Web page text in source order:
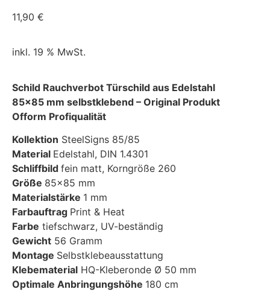
11,90 €
inkl. 19 % MwSt.
Schild Rauchverbot Türschild aus Edelstahl
85×85 mm selbstklebend – Original Produkt
Ofform Profiqualität
Kollektion SteelSigns 85/85
Material Edelstahl, DIN 1.4301
Schliffbild fein matt, Korngröße 260
Größe 85×85 mm
Materialstärke 1 mm
Farbauftrag Print & Heat
Farbe tiefschwarz, UV-beständig
Gewicht 56 Gramm
Montage Selbstklebeausstattung
Klebematerial HQ-Kleberonde Ø 50 mm
Optimale Anbringungshöhe 180 cm